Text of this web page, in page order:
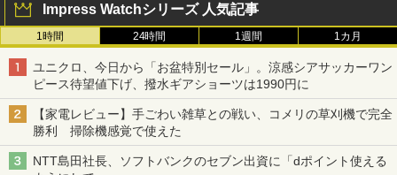
Impress Watchシリーズ 人気記事
1時間 24時間 1週間 1カ月
ユニクロ、今日から「お盆特別セール」。涼感シアサッカーワン
ピース待望値下げ、撥水ギアショーツは1990円に
【家電レビュー】手ごわい雑草との戦い、コメリの草刈機で完全
勝利 掃除機感覚で使えた
NTT島田社長、ソフトバンクのセブン出資に「dポイント使える